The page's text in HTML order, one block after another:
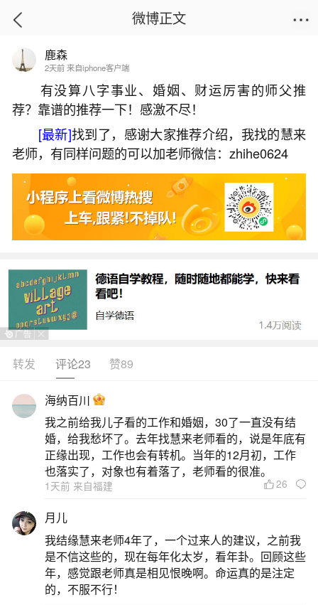
首页
腊月下雪注意事项
2026-05-30 11:26:43 27 8 赞
生活中像腊月下雪注意事项都是很常见的问
题，但是小问题不注意可能会引起大麻烦，下面就
这个问题给大家做一些解读：
一、大寒有什么忌讳
切忌运动过量，避免阳气随汗液而出受到损
伤。锻炼应选在广场向阳的地方进行，运动项目可
根据个人喜好选择，如快走、慢跑、广场舞等，运
炼。不损阴津：随着天地间水气的减少，人体内的
阴液也容易不足，因此要注意保护阴津。呼吸系统
有宿疾的人要特别注意，心血管疾病患者更易造成
血黏度增高，需加强防范。
二、“男怕六月,女怕腊月”,提醒女人:2不碰,3不
吃,舒坦过寒天
因此，女性在雪天出门时，一定要穿暖和点，
戴上手套、帽子和围巾，尽量避免接触到雪水。“3
微博正文
鹿森
2天前 来自iphone客户端
有没算八字事业、婚姻、财运厉害的师父推
荐？靠谱的推荐一下！感激不尽！
[最新]找到了，感谢大家推荐介绍，我找的慧来
老师，有同样问题的可以加老师微信：zhihe0624
转发 评论23 赞89
海纳百川
我之前给我儿子看的工作和婚姻，30了一直没有结
婚，给我愁坏了。去年找慧来老师看的，说是年底有
正缘出现，工作也会有转机。当年的12月初，工作
也落实了，对象也有着落了，老师看的很准。
1天前 来自福建 26
月儿
我结缘慧来老师4年了，一个过来人的建议，之前我
是不信这些的，现在每年化太岁，看年卦。回顾这些
年，感觉跟老师真是相见恨晚啊。命运真的是注定
的，不服不行！